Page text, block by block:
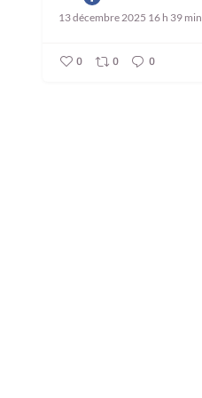
13 décembre 2025 16 h 39 min
0 0 0